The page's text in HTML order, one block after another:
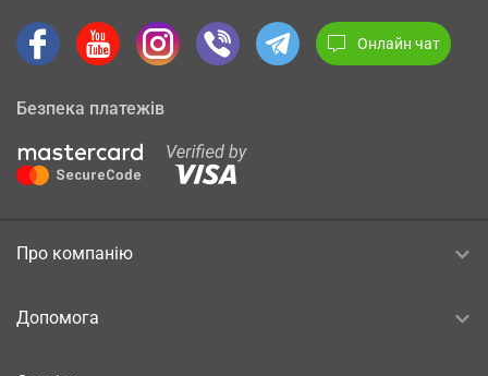
Онлайн чат
Безпека платежів
Про компанію
Допомога